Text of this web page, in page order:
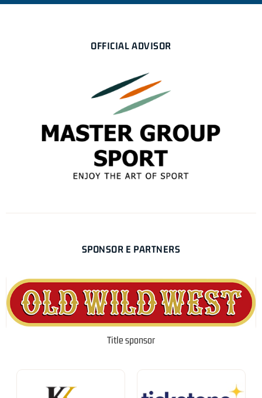
OFFICIAL ADVISOR
SPONSOR E PARTNERS
Title sponsor